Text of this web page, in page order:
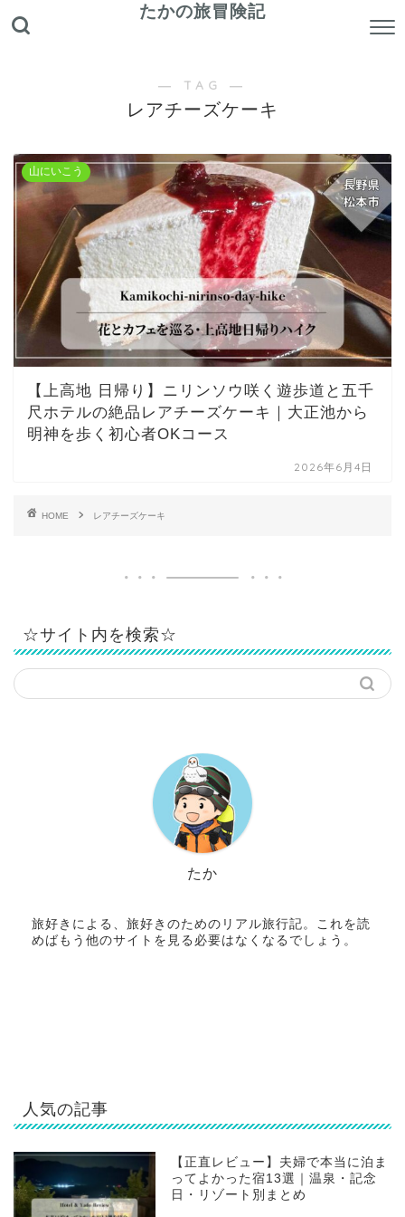
たかの旅冒険記
― TAG ―
レアチーズケーキ
山にいこう
【上高地 日帰り】ニリンソウ咲く遊歩道と五千
尺ホテルの絶品レアチーズケーキ｜大正池から
明神を歩く初心者OKコース
2026年6月4日
HOME レアチーズケーキ
☆サイト内を検索☆
たか
旅好きによる、旅好きのためのリアル旅行記。これを読
めばもう他のサイトを見る必要はなくなるでしょう。
人気の記事
【正直レビュー】夫婦で本当に泊ま
ってよかった宿13選｜温泉・記念
日・リゾート別まとめ